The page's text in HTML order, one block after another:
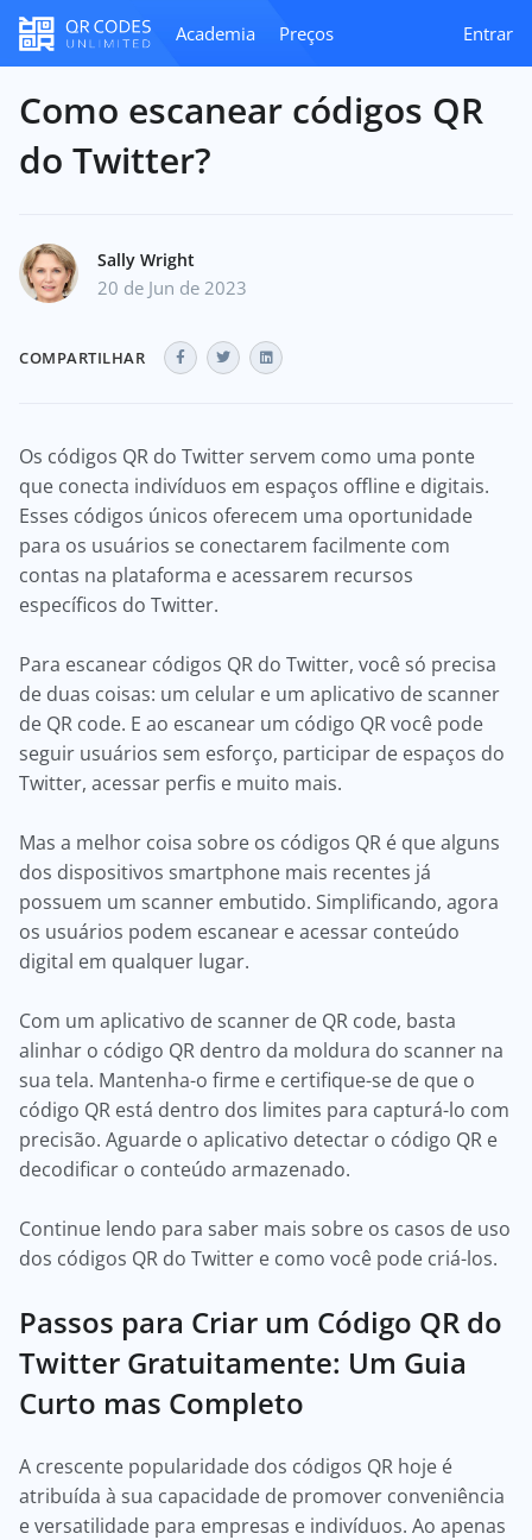
Academia Preços Entrar
Como escanear códigos QR
do Twitter?
Sally Wright
20 de Jun de 2023
COMPARTILHAR
Os códigos QR do Twitter servem como uma ponte
que conecta indivíduos em espaços offline e digitais.
Esses códigos únicos oferecem uma oportunidade
para os usuários se conectarem facilmente com
contas na plataforma e acessarem recursos
específicos do Twitter.
Para escanear códigos QR do Twitter, você só precisa
de duas coisas: um celular e um aplicativo de scanner
de QR code. E ao escanear um código QR você pode
seguir usuários sem esforço, participar de espaços do
Twitter, acessar perfis e muito mais.
Mas a melhor coisa sobre os códigos QR é que alguns
dos dispositivos smartphone mais recentes já
possuem um scanner embutido. Simplificando, agora
os usuários podem escanear e acessar conteúdo
digital em qualquer lugar.
Com um aplicativo de scanner de QR code, basta
alinhar o código QR dentro da moldura do scanner na
sua tela. Mantenha-o firme e certifique-se de que o
código QR está dentro dos limites para capturá-lo com
precisão. Aguarde o aplicativo detectar o código QR e
decodificar o conteúdo armazenado.
Continue lendo para saber mais sobre os casos de uso
dos códigos QR do Twitter e como você pode criá-los.
Passos para Criar um Código QR do
Twitter Gratuitamente: Um Guia
Curto mas Completo
A crescente popularidade dos códigos QR hoje é
atribuída à sua capacidade de promover conveniência
e versatilidade para empresas e indivíduos. Ao apenas